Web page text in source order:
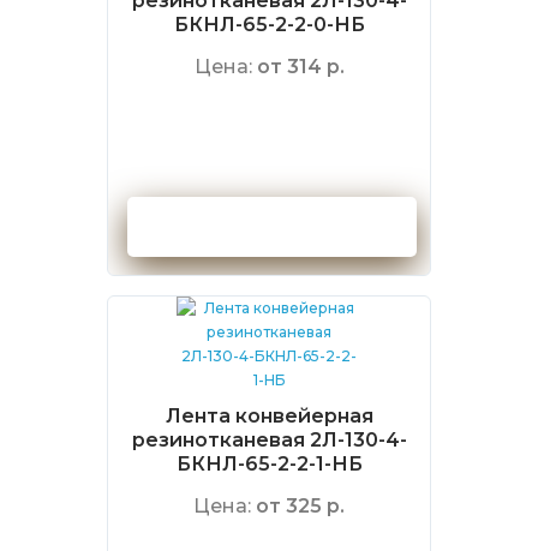
БКНЛ-65-2-2-0-НБ
Цена: от 314 р.
Лента конвейерная
резинотканевая 2Л-130-4-
БКНЛ-65-2-2-1-НБ
Цена: от 325 р.